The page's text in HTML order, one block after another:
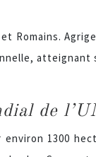
atteignant
de
1300